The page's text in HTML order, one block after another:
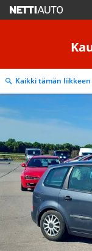
Kaikki tämän